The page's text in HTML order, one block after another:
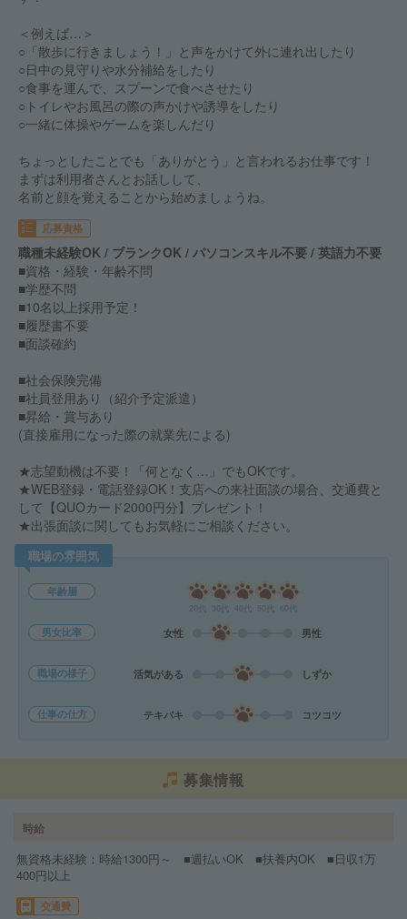
＜例えば…＞
○「散歩に行きましょう！」と声をかけて外に連れ出したり
○日中の見守りや水分補給をしたり
○食事を運んで、スプーンで食べさせたり
○トイレやお風呂の際の声かけや誘導をしたり
○一緒に体操やゲームを楽しんだり
ちょっとしたことでも「ありがとう」と言われるお仕事です！
まずは利用者さんとお話しして、
名前と顔を覚えることから始めましょうね。
応募資格
職種未経験OK / ブランクOK / パソコンスキル不要 / 英語力不要
■資格・経験・年齢不問
■学歴不問
■10名以上採用予定！
■履歴書不要
■面談確約
■社会保険完備
■社員登用あり（紹介予定派遣）
■昇給・賞与あり
(直接雇用になった際の就業先による)
★志望動機は不要！「何となく…」でもOKです。
★WEB登録・電話登録OK！支店への来社面談の場合、交通費と
して【QUOカード2000円分】プレゼント！
★出張面談に関してもお気軽にご相談ください。
職場の雰囲気
年齢層
男女比率 女性 男性
職場の様子 活気がある しずか
仕事の仕方 テキパキ コツコツ
募集情報
時給
無資格未経験：時給1300円～ ■週払いOK ■扶養内OK ■日収1万
400円以上
交通費